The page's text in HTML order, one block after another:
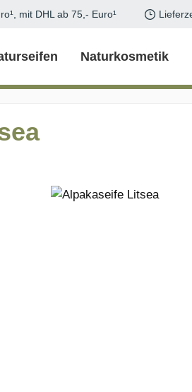
mit DHL ab 75,- Euro¹
Naturkosmetik